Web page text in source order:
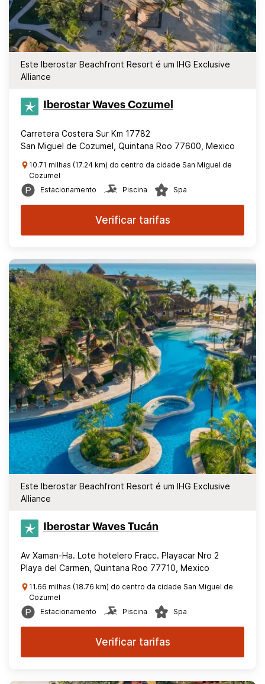
Este Iberostar Beachfront Resort é um IHG Exclusive
Alliance
Iberostar Waves Cozumel
Carretera Costera Sur Km 17782
San Miguel de Cozumel, Quintana Roo 77600, Mexico
10.71 milhas (17.24 km) do centro da cidade San Miguel de
Cozumel
Estacionamento
Piscina Spa
Verificar tarifas
Este Iberostar Beachfront Resort é um IHG Exclusive
Alliance
Iberostar Waves Tucán
Av Xaman-Ha. Lote hotelero Fracc. Playacar Nro 2
Playa del Carmen, Quintana Roo 77710, Mexico
11.66 milhas (18.76 km) do centro da cidade San Miguel de
Cozumel
Estacionamento
Piscina Spa
Verificar tarifas